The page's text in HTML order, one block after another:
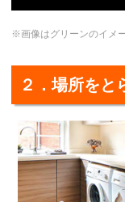
※画像はグリーンのイメ
２．場所をと